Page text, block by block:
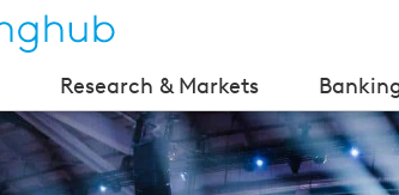
Research & Markets